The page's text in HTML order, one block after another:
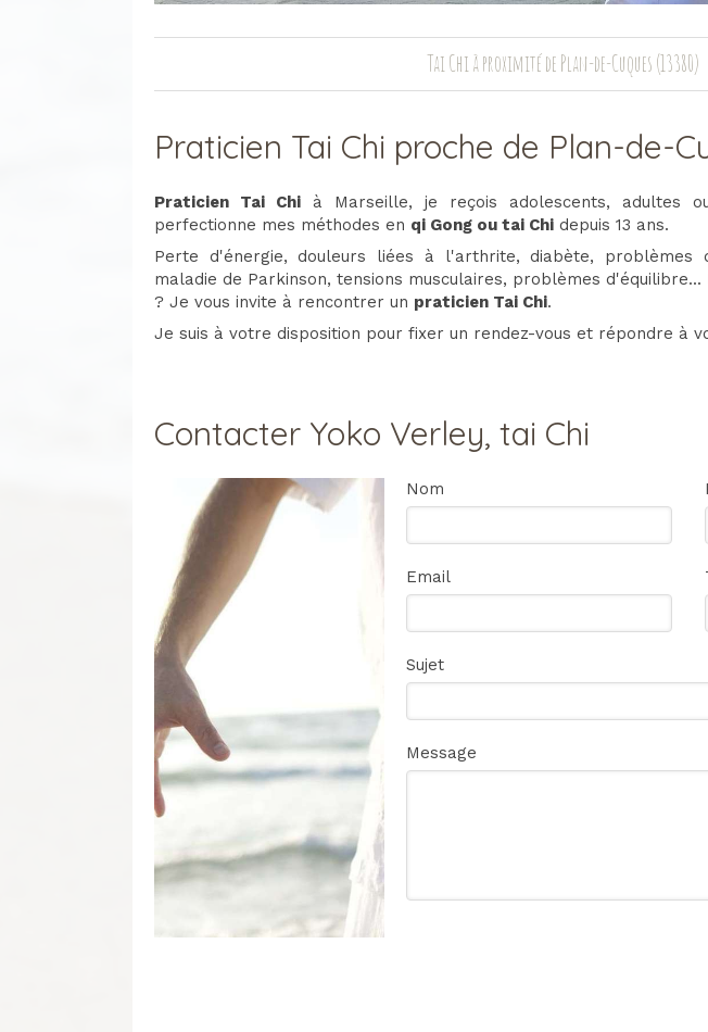
Tai Chi à proximité de Plan-de-Cuques (13380)
Praticien Tai Chi proche de Plan-de-
Praticien Tai Chi à Marseille, je reçois adolescents, adultes
perfectionne mes méthodes en qi Gong ou tai Chi depuis 13 ans.
Perte d'énergie, douleurs liées à l'arthrite, diabète, problèmes
maladie de Parkinson, tensions musculaires, problèmes
? Je vous invite à rencontrer un praticien Tai Chi.
Je suis à votre disposition pour fixer un rendez-vous et répondre à
Contacter Yoko Verley, tai Chi
Nom
Email
Sujet
Message